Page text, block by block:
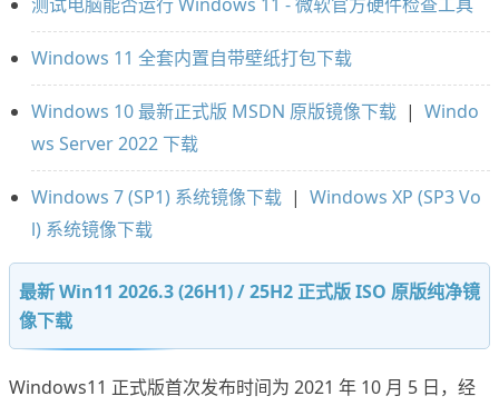
Windows 11 全套内置自带壁纸打包下载
Windows 10 最新正式版 MSDN 原版镜像下载 | Windo
ws Server 2022 下载
Windows 7 (SP1) 系统镜像下载 | Windows XP (SP3 Vo
l) 系统镜像下载
最新 Win11 2026.3 (26H1) / 25H2 正式版 ISO 原版纯净镜
像下载
Windows11 正式版首次发布时间为 2021 年 10 月 5 日，经